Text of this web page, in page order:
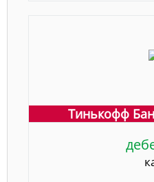
Тинькофф